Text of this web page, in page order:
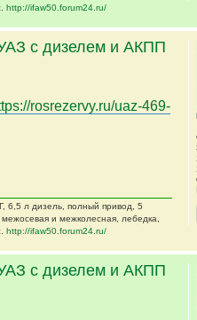
http://ifaw50.forum24.ru/
с дизелем и АКПП
rosrezervy.ru/uaz-469-
6,5 л дизель, полный привод, 5
и межколесная, лебедка,
http://ifaw50.forum24.ru/
с дизелем и АКПП